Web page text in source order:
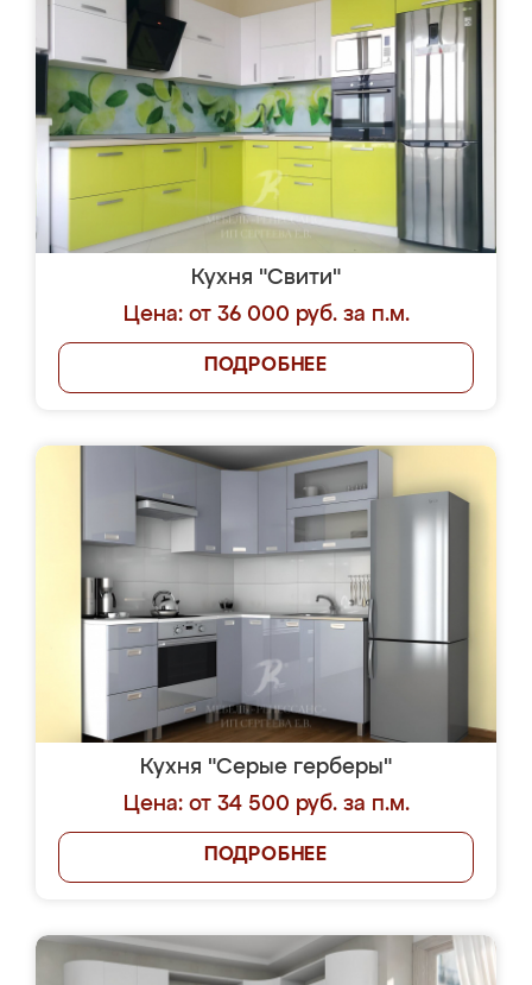
Кухня "Свити"
Цена: от 36 000 руб. за п.м.
ПОДРОБНЕЕ
Кухня "Серые герберы"
Цена: от 34 500 руб. за п.м.
ПОДРОБНЕЕ